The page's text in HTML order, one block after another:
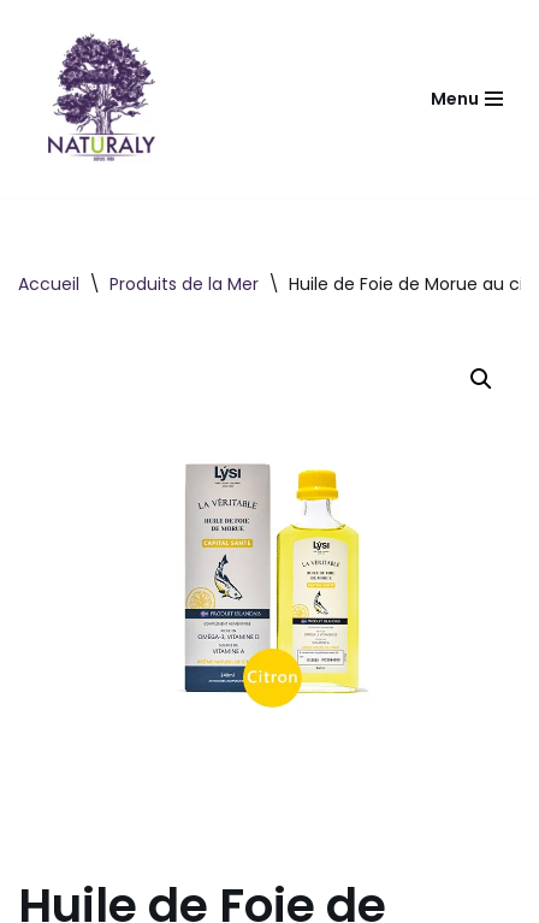
contenu
Menu
Accueil \ Produits de la Mer \ Huile de Foie de Morue au
Huile de Foie de